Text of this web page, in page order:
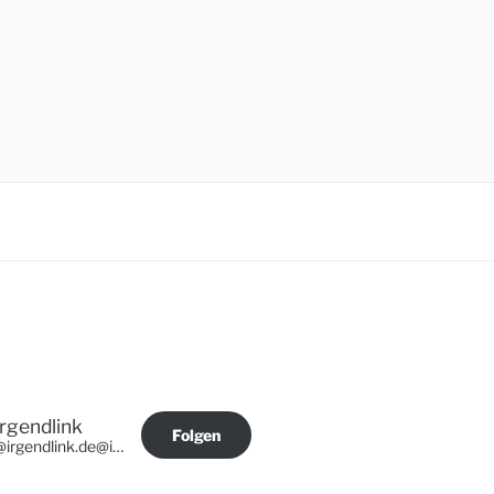
@irgendlink.de@irgendlink.de
Folgen